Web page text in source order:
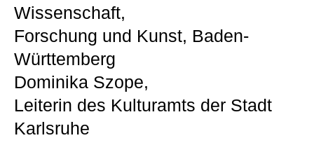
Wissenschaft,
Forschung und Kunst, Baden-
Württemberg
Dominika Szope,
Leiterin des Kulturamts der Stadt
Karlsruhe